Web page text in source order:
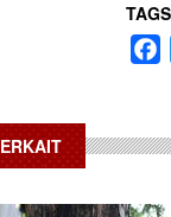
TAGS